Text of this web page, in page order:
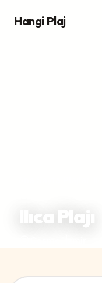
Hangi Plaj
Ilıca Plajı